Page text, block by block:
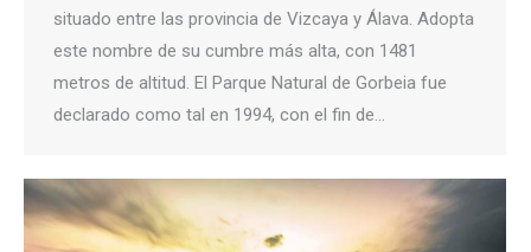
situado entre las provincia de Vizcaya y Álava. Adopta
este nombre de su cumbre más alta, con 1481
metros de altitud. El Parque Natural de Gorbeia fue
declarado como tal en 1994, con el fin de…